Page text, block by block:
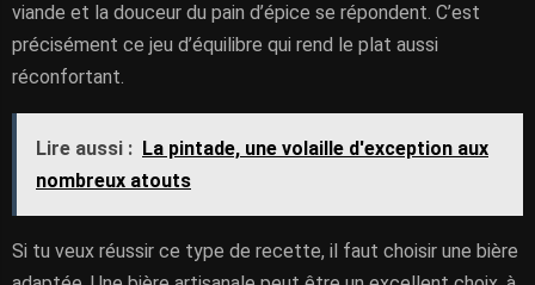
viande et la douceur du pain d’épice se répondent. C’est
précisément ce jeu d’équilibre qui rend le plat aussi
réconfortant.
Lire aussi : La pintade, une volaille d'exception aux
nombreux atouts
Si tu veux réussir ce type de recette, il faut choisir une bière